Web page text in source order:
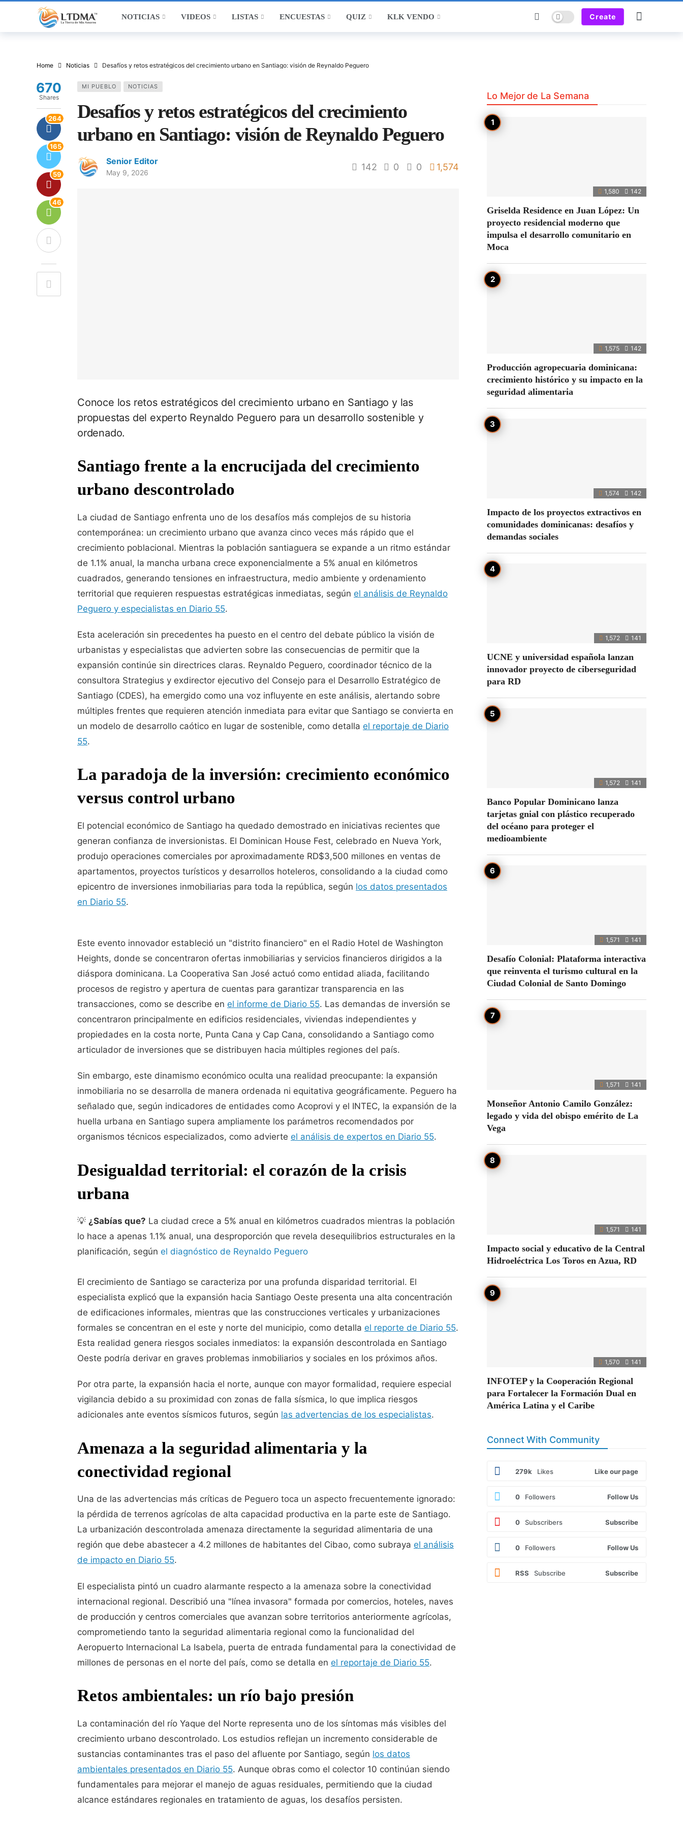
NOTICIAS VIDEOS LISTAS ENCUESTAS QUIZ KLK VENDO Dark mode Create
Home Noticias Desafíos y retos estratégicos del crecimiento urbano en Santiago: visión de Reynaldo Peguero
MI PUEBLO NOTICIAS
Desafíos y retos estratégicos del crecimiento
urbano en Santiago: visión de Reynaldo Peguero
Senior Editor
May 9, 2026
142 0 0 1,574
670
Shares
264
165
59
46
Conoce los retos estratégicos del crecimiento urbano en Santiago y las
propuestas del experto Reynaldo Peguero para un desarrollo sostenible y
ordenado.
Santiago frente a la encrucijada del crecimiento
urbano descontrolado
La ciudad de Santiago enfrenta uno de los desafíos más complejos de su historia
contemporánea: un crecimiento urbano que avanza cinco veces más rápido que el
crecimiento poblacional. Mientras la población santiaguera se expande a un ritmo estándar
de 1.1% anual, la mancha urbana crece exponencialmente a 5% anual en kilómetros
cuadrados, generando tensiones en infraestructura, medio ambiente y ordenamiento
territorial que requieren respuestas estratégicas inmediatas, según el análisis de Reynaldo
Peguero y especialistas en Diario 55.
Esta aceleración sin precedentes ha puesto en el centro del debate público la visión de
urbanistas y especialistas que advierten sobre las consecuencias de permitir que la
expansión continúe sin directrices claras. Reynaldo Peguero, coordinador técnico de la
consultora Strategius y exdirector ejecutivo del Consejo para el Desarrollo Estratégico de
Santiago (CDES), ha emergido como una voz influyente en este análisis, alertando sobre
múltiples frentes que requieren atención inmediata para evitar que Santiago se convierta en
un modelo de desarrollo caótico en lugar de sostenible, como detalla el reportaje de Diario
55.
La paradoja de la inversión: crecimiento económico
versus control urbano
El potencial económico de Santiago ha quedado demostrado en iniciativas recientes que
generan confianza de inversionistas. El Dominican House Fest, celebrado en Nueva York,
produjo operaciones comerciales por aproximadamente RD$3,500 millones en ventas de
apartamentos, proyectos turísticos y desarrollos hoteleros, consolidando a la ciudad como
epicentro de inversiones inmobiliarias para toda la república, según los datos presentados
en Diario 55.
Este evento innovador estableció un "distrito financiero" en el Radio Hotel de Washington
Heights, donde se concentraron ofertas inmobiliarias y servicios financieros dirigidos a la
diáspora dominicana. La Cooperativa San José actuó como entidad aliada, facilitando
procesos de registro y apertura de cuentas para garantizar transparencia en las
transacciones, como se describe en el informe de Diario 55. Las demandas de inversión se
concentraron principalmente en edificios residenciales, viviendas independientes y
propiedades en la costa norte, Punta Cana y Cap Cana, consolidando a Santiago como
articulador de inversiones que se distribuyen hacia múltiples regiones del país.
Sin embargo, este dinamismo económico oculta una realidad preocupante: la expansión
inmobiliaria no se desarrolla de manera ordenada ni equitativa geográficamente. Peguero ha
señalado que, según indicadores de entidades como Acoprovi y el INTEC, la expansión de la
huella urbana en Santiago supera ampliamente los parámetros recomendados por
organismos técnicos especializados, como advierte el análisis de expertos en Diario 55.
Desigualdad territorial: el corazón de la crisis
urbana
💡 ¿Sabías que? La ciudad crece a 5% anual en kilómetros cuadrados mientras la población
lo hace a apenas 1.1% anual, una desproporción que revela desequilibrios estructurales en la
planificación, según el diagnóstico de Reynaldo Peguero
El crecimiento de Santiago se caracteriza por una profunda disparidad territorial. El
especialista explicó que la expansión hacia Santiago Oeste presenta una alta concentración
de edificaciones informales, mientras que las construcciones verticales y urbanizaciones
formales se concentran en el este y norte del municipio, como detalla el reporte de Diario 55.
Esta realidad genera riesgos sociales inmediatos: la expansión descontrolada en Santiago
Oeste podría derivar en graves problemas inmobiliarios y sociales en los próximos años.
Por otra parte, la expansión hacia el norte, aunque con mayor formalidad, requiere especial
vigilancia debido a su proximidad con zonas de falla sísmica, lo que implica riesgos
adicionales ante eventos sísmicos futuros, según las advertencias de los especialistas.
Amenaza a la seguridad alimentaria y la
conectividad regional
Una de las advertencias más críticas de Peguero toca un aspecto frecuentemente ignorado:
la pérdida de terrenos agrícolas de alta capacidad productiva en la parte este de Santiago.
La urbanización descontrolada amenaza directamente la seguridad alimentaria de una
región que debe abastecer a 4.2 millones de habitantes del Cibao, como subraya el análisis
de impacto en Diario 55.
El especialista pintó un cuadro alarmante respecto a la amenaza sobre la conectividad
internacional regional. Describió una "línea invasora" formada por comercios, hoteles, naves
de producción y centros comerciales que avanzan sobre territorios anteriormente agrícolas,
comprometiendo tanto la seguridad alimentaria regional como la funcionalidad del
Aeropuerto Internacional La Isabela, puerta de entrada fundamental para la conectividad de
millones de personas en el norte del país, como se detalla en el reportaje de Diario 55.
Retos ambientales: un río bajo presión
La contaminación del río Yaque del Norte representa uno de los síntomas más visibles del
crecimiento urbano descontrolado. Los estudios reflejan un incremento considerable de
sustancias contaminantes tras el paso del afluente por Santiago, según los datos
ambientales presentados en Diario 55. Aunque obras como el colector 10 continúan siendo
fundamentales para mejorar el manejo de aguas residuales, permitiendo que la ciudad
alcance estándares regionales en tratamiento de aguas, los desafíos persisten.
Lo Mejor de La Semana
1,580 142
Griselda Residence en Juan López: Un
proyecto residencial moderno que
impulsa el desarrollo comunitario en
Moca
1,575 142
Producción agropecuaria dominicana:
crecimiento histórico y su impacto en la
seguridad alimentaria
1,574 142
Impacto de los proyectos extractivos en
comunidades dominicanas: desafíos y
demandas sociales
1,572 141
UCNE y universidad española lanzan
innovador proyecto de ciberseguridad
para RD
1,572 141
Banco Popular Dominicano lanza
tarjetas gnial con plástico recuperado
del océano para proteger el
medioambiente
1,571 141
Desafío Colonial: Plataforma interactiva
que reinventa el turismo cultural en la
Ciudad Colonial de Santo Domingo
1,571 141
Monseñor Antonio Camilo González:
legado y vida del obispo emérito de La
Vega
1,571 141
Impacto social y educativo de la Central
Hidroeléctrica Los Toros en Azua, RD
1,570 141
INFOTEP y la Cooperación Regional
para Fortalecer la Formación Dual en
América Latina y el Caribe
Connect With Community
279k Likes Like our page
0 Followers Follow Us
0 Subscribers Subscribe
0 Followers Follow Us
RSS Subscribe Subscribe